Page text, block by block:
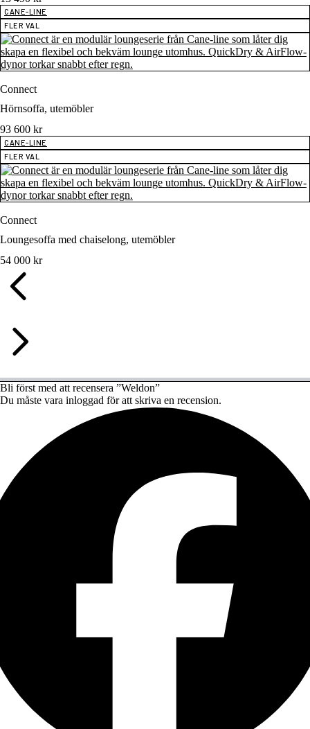
CANE-LINE
FLER VAL
Connect
Hörnsoffa, utemöbler
93 600 kr
CANE-LINE
FLER VAL
Connect
Loungesoffa med chaiselong, utemöbler
54 000 kr
Bli först med att recensera ”Weldon”
Du måste vara inloggad för att skriva en recension.